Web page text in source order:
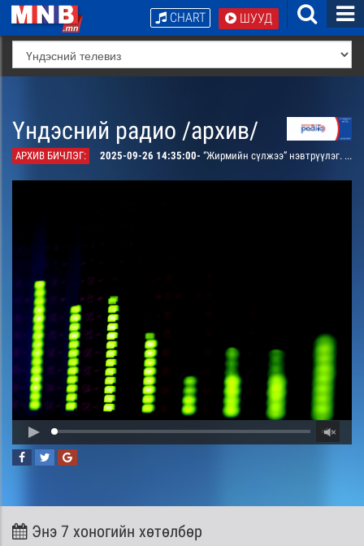
ШУУД
CHART
Үндэсний радио /архив/
АРХИВ БИЧЛЭГ: 2025-09-26 14:35:00- “Жирмийн сүлжээ” нэвтрүүлэг. “Улирсан он жилүүд” дурсамж тэмдэглэл /давтана/
Энэ 7 хоногийн хөтөлбөр